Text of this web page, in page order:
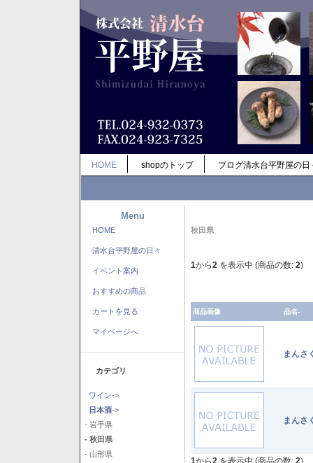
HOME shopのトップ ブログ清水台平野屋の日
Menu
HOME
清水台平野屋の日々
イベント案内
おすすめの商品
カートを見る
マイページへ
カテゴリ
ワイン->
日本酒->
- 岩手県
- 秋田県
- 山形県
秋田県
1から2 を表示中 (商品の数: 2)
商品画像 品名-
まん
まん
1から2 を表示中 (商品の数: 2)